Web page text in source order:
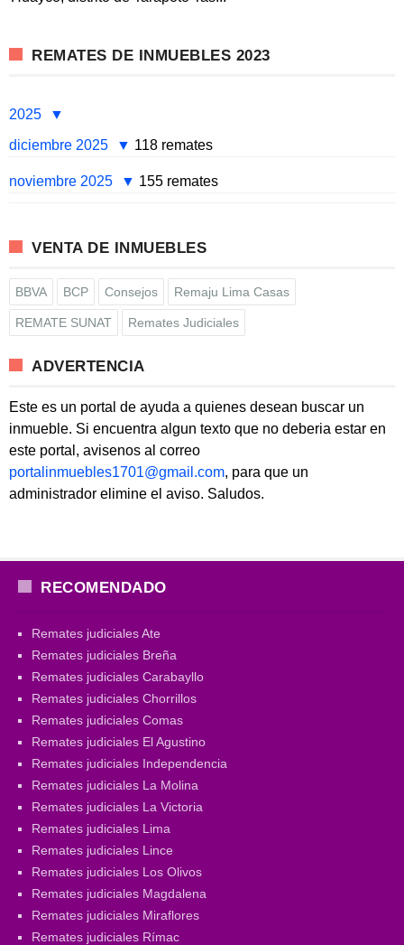
REMATES DE INMUEBLES 2023
2025
diciembre 2025
118 remates
noviembre 2025 155 remates
VENTA DE INMUEBLES
BBVA BCP Consejos Remaju Lima Casas
REMATE SUNAT Remates Judiciales
ADVERTENCIA
Este es un portal de ayuda a quienes desean buscar un
inmueble. Si encuentra algun texto que no deberia estar en
este portal, avisenos al correo
portalinmuebles1701@gmail.com, para que un
administrador elimine el aviso. Saludos.
RECOMENDADO
Remates judiciales Ate
Remates judiciales Breña
Remates judiciales Carabayllo
Remates judiciales Chorrillos
Remates judiciales Comas
Remates judiciales El Agustino
Remates judiciales Independencia
Remates judiciales La Molina
Remates judiciales La Victoria
Remates judiciales Lima
Remates judiciales Lince
Remates judiciales Los Olivos
Remates judiciales Magdalena
Remates judiciales Miraflores
Remates judiciales Rímac